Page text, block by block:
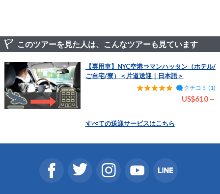
このツアーを見た人は、こんなツアーも見ています
【専用車】NYC空港⇒マンハッタン（ホテル/
ご自宅/寮）＜片道送迎｜日本語＞
クチコミ (1)
US$610～
すべての送迎サービスはこちら